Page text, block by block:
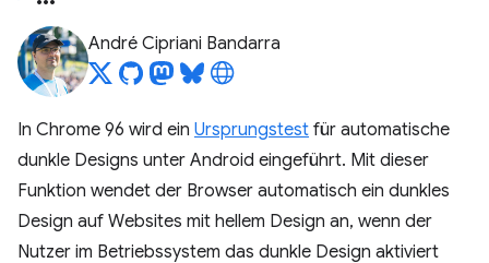
André Cipriani Bandarra
In Chrome 96 wird ein Ursprungstest für automatische
dunkle Designs unter Android eingeführt. Mit dieser
Funktion wendet der Browser automatisch ein dunkles
Design auf Websites mit hellem Design an, wenn der
Nutzer im Betriebssystem das dunkle Design aktiviert